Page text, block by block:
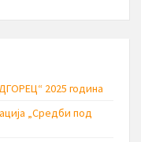
2025 година
„Средби под